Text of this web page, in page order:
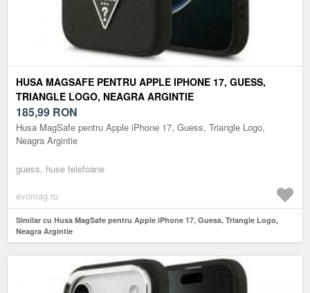
HUSA MAGSAFE PENTRU APPLE IPHONE 17, GUESS,
TRIANGLE LOGO, NEAGRA ARGINTIE
185,99 RON
Husa MagSafe pentru Apple iPhone 17, Guess, Triangle Logo,
Neagra Argintie
guess, huse telefoane
evomag.ro
Similar cu Husa MagSafe pentru Apple iPhone 17, Guess, Triangle Logo,
Neagra Argintie